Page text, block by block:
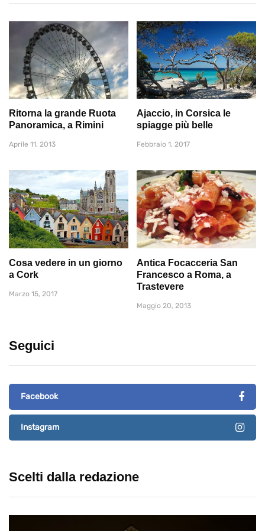
Ritorna la grande Ruota
Panoramica, a Rimini
Aprile 11, 2013
Ajaccio, in Corsica le
spiagge più belle
Febbraio 1, 2017
Cosa vedere in un giorno
a Cork
Marzo 15, 2017
Antica Focacceria San
Francesco a Roma, a
Trastevere
Maggio 20, 2013
Seguici
Facebook
Instagram
Scelti dalla redazione